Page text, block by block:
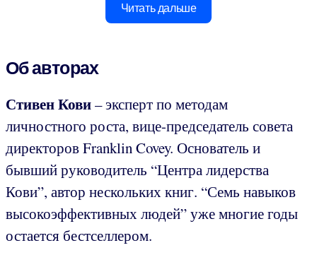
Читать дальше
Об авторах
Стивен Кови– эксперт по методам
личностного роста, вице-председатель совета
директоров Franklin Covey. Основатель и
бывший руководитель “Центра лидерства
Кови”, автор нескольких книг. “Семь навыков
высокоэффективных людей” уже многие годы
остается бестселлером.